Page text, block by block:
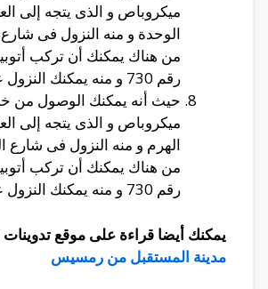
ميكروباص و الذى يتجه إلى
الوحدة و منه النزول فى
من هناك يمكنك أن تركب
رقم 730
و منه يمكنك النزول
حيث أنه يمكنك الوصول من
ميكروباص و الذى يتجه إلى
الهرم و منه النزول فى شارع
من هناك يمكنك أن تركب
رقم 730
و منه يمكنك النزول
يمكنك أيضا قراءة على موقع تدوينات
مدينة المستقبل من رمسيس